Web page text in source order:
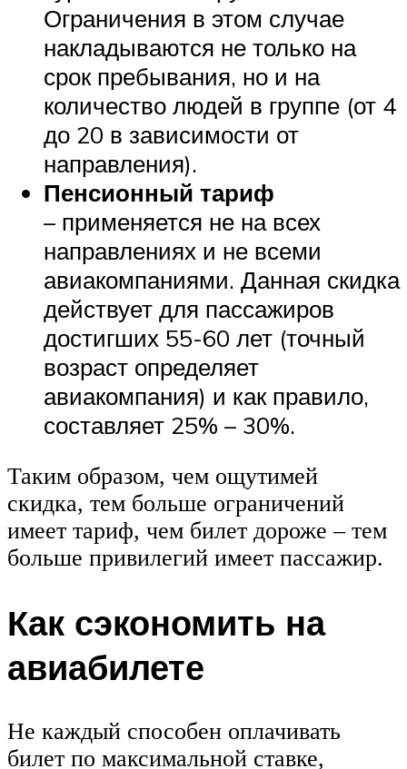
Ограничения в этом случае
накладываются не только на
срок пребывания, но и на
количество людей в группе (от 4
до 20 в зависимости от
направления).
Пенсионный тариф
– применяется не на всех
направлениях и не всеми
авиакомпаниями. Данная скидка
действует для пассажиров
достигших 55-60 лет (точный
возраст определяет
авиакомпания) и как правило,
составляет 25% – 30%.
Таким образом, чем ощутимей
скидка, тем больше ограничений
имеет тариф, чем билет дороже – тем
больше привилегий имеет пассажир.
Как сэкономить на
авиабилете
Не каждый способен оплачивать
билет по максимальной ставке,